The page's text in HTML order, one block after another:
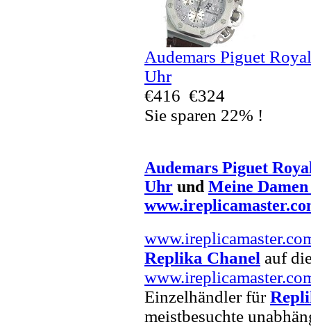
Audemars Piguet
Uhr
€416 €324
Sie sparen 22% !
Audemars Piguet
Uhr und Meine
Replika Chanel auf
Einzelhändler für
meistbesuchte